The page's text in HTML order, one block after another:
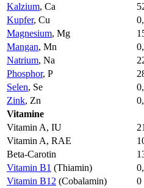
Kalzium, Ca
Kupfer, Cu
Magnesium, Mg
Mangan, Mn
Natrium, Na
Phosphor, P
Selen, Se
Zink, Zn
Vitamine
Vitamin A, IU
Vitamin A, RAE
Beta-Carotin
Vitamin B1 (Thiamin)
Vitamin B12 (Cobalamin) 0